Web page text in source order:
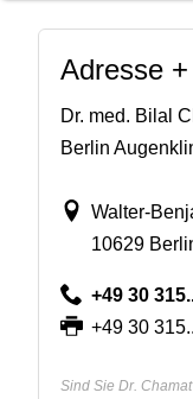
Adresse
Dr. med. Bilal
Berlin
Walter-
10629
+49 30
+49 30
Sind Sie Dr.